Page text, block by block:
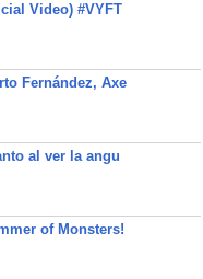
Video) #VYFT
Fernández, Axe
al ver la angu
of Monsters!